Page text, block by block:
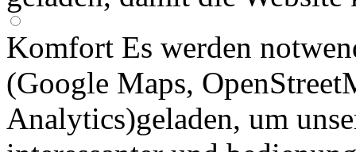
Komfort Es werden
(Google Maps,
Analytics)geladen, um